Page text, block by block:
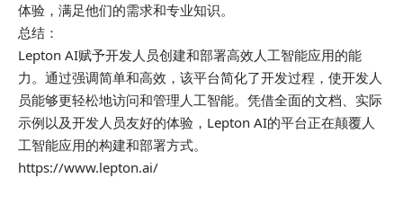
体验，满足他们的需求和专业知识。
总结：
Lepton AI赋予开发人员创建和部署高效人工智能应用的能
力。通过强调简单和高效，该平台简化了开发过程，使开发人
员能够更轻松地访问和管理人工智能。凭借全面的文档、实际
示例以及开发人员友好的体验，Lepton AI的平台正在颠覆人
工智能应用的构建和部署方式。
https://www.lepton.ai/